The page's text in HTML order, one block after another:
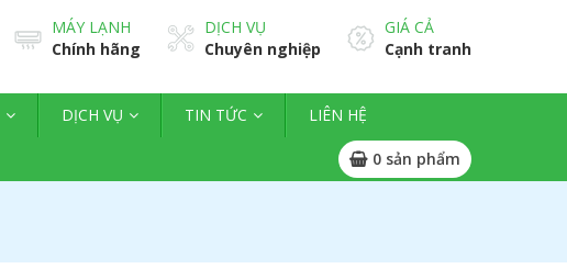
MÁY LẠNH
Chính hãng
DỊCH VỤ
Chuyên nghiệp
GIÁ CẢ
Cạnh tranh
DỊCH VỤ TIN TỨC LIÊN HỆ
0 sản phẩm